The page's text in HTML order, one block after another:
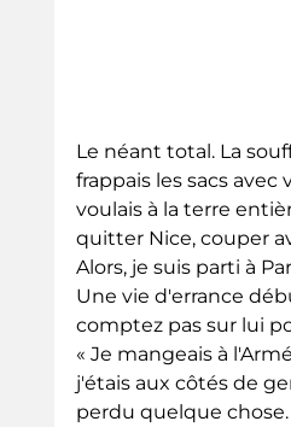
Le néant total. La
frappais les sacs avec
voulais à la terre
quitter Nice, couper
Alors, je suis parti à
Une vie d'errance
comptez pas sur lui
« Je mangeais à
j'étais aux côtés de
perdu quelque